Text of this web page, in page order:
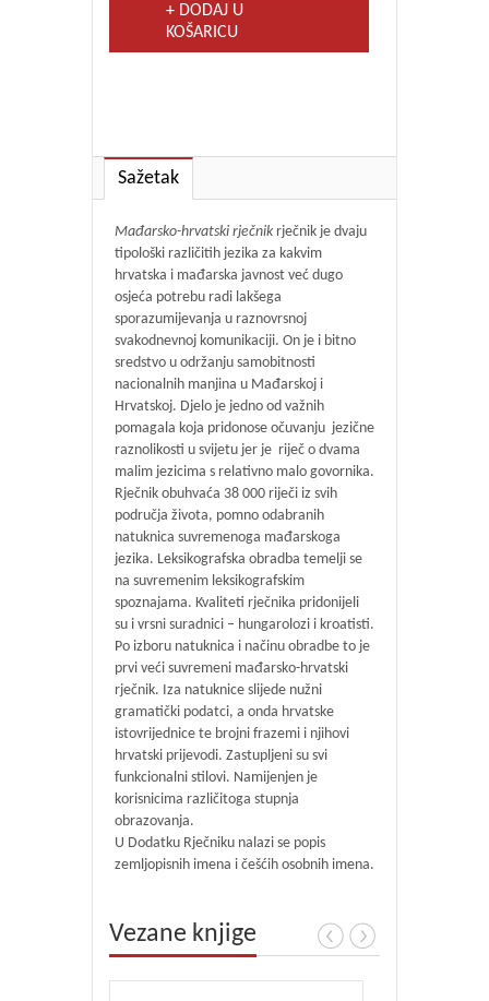
+ DODAJ U
KOŠARICU
Sažetak
Mađarsko-hrvatski rječnik rječnik je dvaju
tipološki različitih jezika za kakvim
hrvatska i mađarska javnost već dugo
osjeća potrebu radi lakšega
sporazumijevanja u raznovrsnoj
svakodnevnoj komunikaciji. On je i bitno
sredstvo u održanju samobitnosti
nacionalnih manjina u Mađarskoj i
Hrvatskoj. Djelo je jedno od važnih
pomagala koja pridonose očuvanju jezične
raznolikosti u svijetu jer je riječ o dvama
malim jezicima s relativno malo go­vornika.
Rječnik obuhvaća 38 000 riječi iz svih
područja života, pomno odabranih
natuknica suvremenoga mađarskoga
jezika. Leksikografska obradba temelji se
na suvremenim leksikografskim
spoznajama. Kvaliteti rječnika prido­nijeli
su i vrsni suradnici – hungarolozi i kroatisti.
Po izboru natuknica i načinu obradbe to je
prvi veći suvremeni mađarsko-hrvatski
rječnik. Iza natuknice slijede nužni
gramatički podatci, a onda hrvatske
istovrijednice te broj­ni frazemi i njihovi
hrvatski prijevodi. Zastupljeni su svi
funkcionalni stilovi. Namijenjen je
korisnicima različitoga stupnja
obrazovanja.
U Dodatku Rječniku nalazi se popis
zemljopisnih imena i češćih osobnih imena.
Vezane knjige